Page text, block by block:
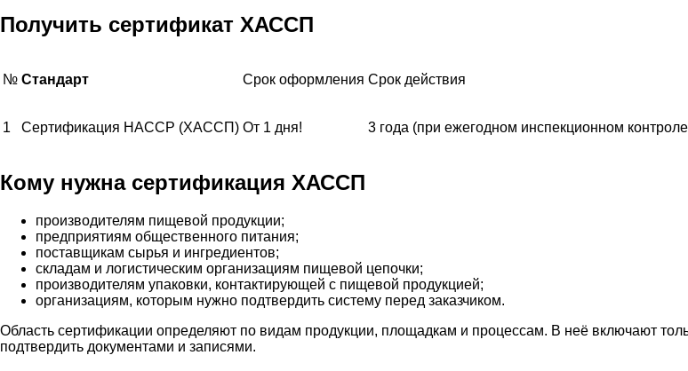
Получить сертификат ХАССП
№ Стандарт Срок оформления Срок действия
1 Сертификация HACCP (ХАССП) От 1 дня! 3 года (при ежегодном инспекционном
Кому нужна сертификация ХАССП
производителям пищевой продукции;
предприятиям общественного питания;
поставщикам сырья и ингредиентов;
складам и логистическим организациям пищевой цепочки;
производителям упаковки, контактирующей с пищевой продукцией;
организациям, которым нужно подтвердить систему перед заказчиком.
Область сертификации определяют по видам продукции, площадкам и процессам. В неё включают
подтвердить документами и записями.